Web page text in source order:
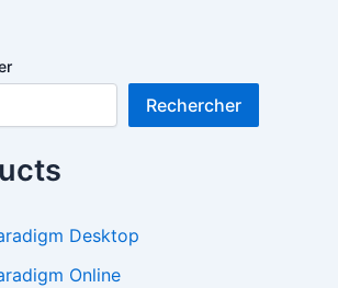
Rechercher
Desktop
Online